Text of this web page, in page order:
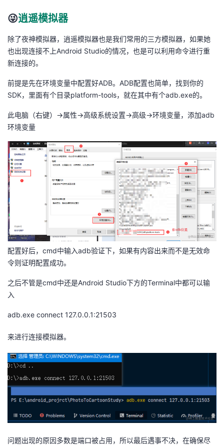
😜逍遥模拟器
除了夜神模拟器，逍遥模拟器也是我们常用的三方模拟器，如果她
也出现连接不上Android Studio的情况，也是可以利用命令进行重
新连接的。
前提是先在环境变量中配置好ADB。ADB配置也简单，找到你的
SDK，里面有个目录platform-tools，就在其中有个adb.exe的。
此电脑（右键）→属性→高级系统设置→高级→环境变量，添加adb
环境变量
配置好后，cmd中输入adb验证下，如果有内容出来而不是无效命
令则证明配置成功。
之后不管是cmd中还是Android Studio下方的Terminal中都可以输
入
adb.exe connect 127.0.0.1:21503
来进行连接模拟器。
问题出现的原因多数是端口被占用，所以最后遇事不决，在确保尽